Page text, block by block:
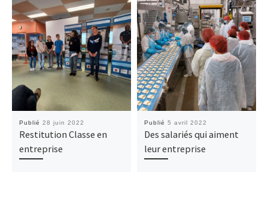
Publié 28 juin 2022
Restitution Classe en
entreprise
Publié 5 avril 2022
Des salariés qui aiment
leur entreprise